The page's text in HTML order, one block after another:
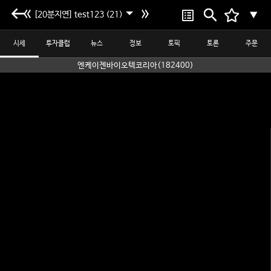
[20분지연] test123 (21) ▼
시세 투자클럽 뉴스 정보 토픽 토론 주문
엔케이젠바이오텍코리아(182400)